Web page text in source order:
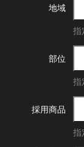
地域
指
部位
指
採用商品
指